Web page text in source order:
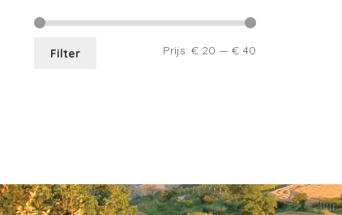
Min.
Max.
Filter Prijs: € 20 — € 40